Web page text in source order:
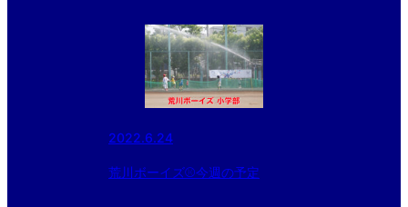
2022.6.24
荒川ボーイズ⚾️今週の予定